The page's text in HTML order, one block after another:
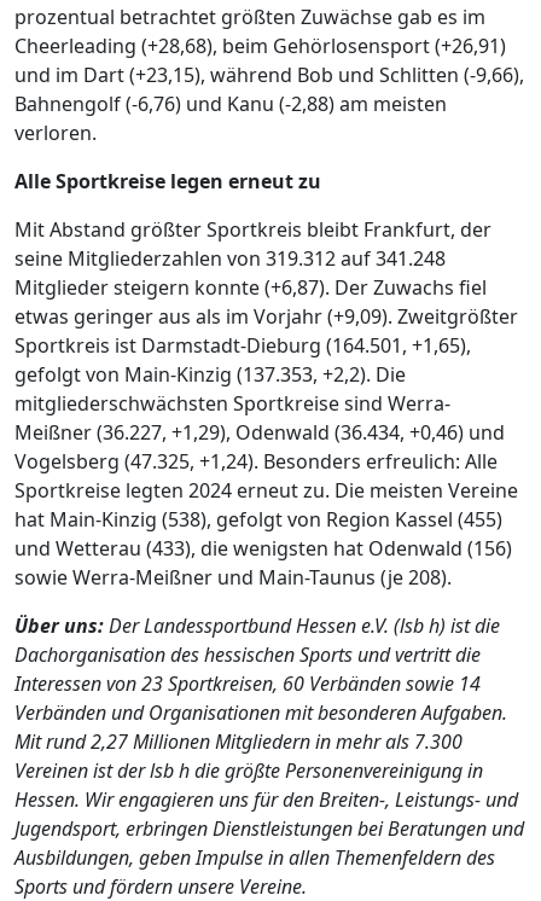
prozentual betrachtet größten Zuwächse gab es im
Cheerleading (+28,68), beim Gehörlosensport (+26,91)
und im Dart (+23,15), während Bob und Schlitten (-9,66),
Bahnengolf (-6,76) und Kanu (-2,88) am meisten
verloren.
Alle Sportkreise legen erneut zu
Mit Abstand größter Sportkreis bleibt Frankfurt, der
seine Mitgliederzahlen von 319.312 auf 341.248
Mitglieder steigern konnte (+6,87). Der Zuwachs fiel
etwas geringer aus als im Vorjahr (+9,09). Zweitgrößter
Sportkreis ist Darmstadt-Dieburg (164.501, +1,65),
gefolgt von Main-Kinzig (137.353, +2,2). Die
mitgliederschwächsten Sportkreise sind Werra-
Meißner (36.227, +1,29), Odenwald (36.434, +0,46) und
Vogelsberg (47.325, +1,24). Besonders erfreulich: Alle
Sportkreise legten 2024 erneut zu. Die meisten Vereine
hat Main-Kinzig (538), gefolgt von Region Kassel (455)
und Wetterau (433), die wenigsten hat Odenwald (156)
sowie Werra-Meißner und Main-Taunus (je 208).
Über uns:Der Landessportbund Hessen e.V. (lsb h) ist die
Dachorganisation des hessischen Sports und vertritt die
Interessen von 23 Sportkreisen, 60 Verbänden sowie 14
Verbänden und Organisationen mit besonderen Aufgaben.
Mit rund 2,27 Millionen Mitgliedern in mehr als 7.300
Vereinen ist der lsb h die größte Personenvereinigung in
Hessen. Wir engagieren uns für den Breiten-, Leistungs- und
Jugendsport, erbringen Dienstleistungen bei Beratungen und
Ausbildungen, geben Impulse in allen Themenfeldern des
Sports und fördern unsere Vereine.